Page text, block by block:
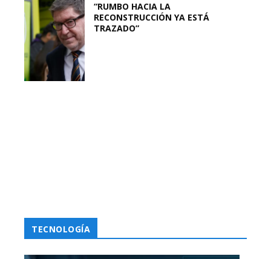
“RUMBO HACIA LA
RECONSTRUCCIÓN YA ESTÁ
TRAZADO”
TECNOLOGÍA